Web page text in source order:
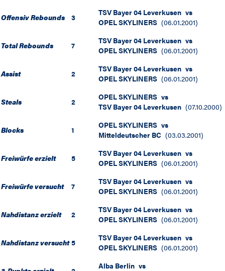
Offensiv Rebounds 3 TSV Bayer 04 Leverkusen vs
OPEL SKYLINERS (06.01.2001)
Total Rebounds 7 TSV Bayer 04 Leverkusen vs
OPEL SKYLINERS (06.01.2001)
Assist 2 TSV Bayer 04 Leverkusen vs
OPEL SKYLINERS (06.01.2001)
Steals 2 OPEL SKYLINERS vs
TSV Bayer 04 Leverkusen (07.10.2000)
Blocks 1 OPEL SKYLINERS vs
Mitteldeutscher BC (03.03.2001)
Freiwürfe erzielt 5 TSV Bayer 04 Leverkusen vs
OPEL SKYLINERS (06.01.2001)
Freiwürfe versucht 7 TSV Bayer 04 Leverkusen vs
OPEL SKYLINERS (06.01.2001)
Nahdistanz erzielt 2 TSV Bayer 04 Leverkusen vs
OPEL SKYLINERS (06.01.2001)
Nahdistanz versucht 5 TSV Bayer 04 Leverkusen vs
OPEL SKYLINERS (06.01.2001)
Alba Berlin vs